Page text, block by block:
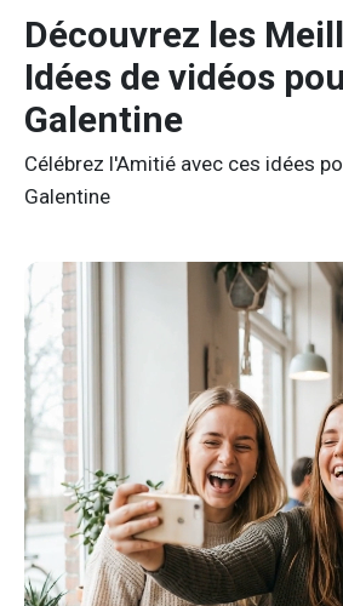
Découvrez les
Idées de vidéos
Galentine
Célébrez l'Amitié avec ces idées
Galentine